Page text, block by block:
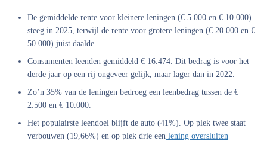
De gemiddelde rente voor kleinere leningen (€ 5.000 en € 10.000)
steeg in 2025, terwijl de rente voor grotere leningen (€ 20.000 en €
50.000) juist daalde.
Consumenten leenden gemiddeld € 16.474. Dit bedrag is voor het
derde jaar op een rij ongeveer gelijk, maar lager dan in 2022.
Zo’n 35% van de leningen bedroeg een leenbedrag tussen de €
2.500 en € 10.000.
Het populairste leendoel blijft de auto (41%). Op plek twee staat
verbouwen (19,66%) en op plek drie een lening oversluiten